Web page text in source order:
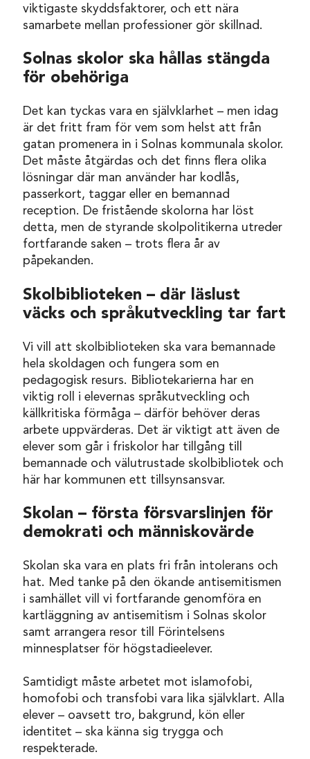
viktigaste skyddsfaktorer, och ett nära
samarbete mellan professioner gör skillnad.
Solnas skolor ska hållas stängda
för obehöriga
Det kan tyckas vara en självklarhet – men idag
är det fritt fram för vem som helst att från
gatan promenera in i Solnas kommunala skolor.
Det måste åtgärdas och det finns flera olika
lösningar där man använder har kodlås,
passerkort, taggar eller en bemannad
reception. De fristående skolorna har löst
detta, men de styrande skolpolitikerna utreder
fortfarande saken – trots flera år av
påpekanden.
Skolbiblioteken – där läslust
väcks och språkutveckling tar fart
Vi vill att skolbiblioteken ska vara bemannade
hela skoldagen och fungera som en
pedagogisk resurs. Bibliotekarierna har en
viktig roll i elevernas språkutveckling och
källkritiska förmåga – därför behöver deras
arbete uppvärderas. Det är viktigt att även de
elever som går i friskolor har tillgång till
bemannade och välutrustade skolbibliotek och
här har kommunen ett tillsynsansvar.
Skolan – första försvarslinjen för
demokrati och människovärde
Skolan ska vara en plats fri från intolerans och
hat. Med tanke på den ökande antisemitismen
i samhället vill vi fortfarande genomföra en
kartläggning av antisemitism i Solnas skolor
samt arrangera resor till Förintelsens
minnesplatser för högstadieelever.
Samtidigt måste arbetet mot islamofobi,
homofobi och transfobi vara lika självklart. Alla
elever – oavsett tro, bakgrund, kön eller
identitet – ska känna sig trygga och
respekterade.